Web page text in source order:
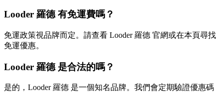
Looder 羅德 有免運費嗎？
免運政策視品牌而定。請查看 Looder 羅德 官網或在本頁尋找
免運優惠。
Looder 羅德 是合法的嗎？
是的，Looder 羅德 是一個知名品牌。我們會定期驗證優惠碼